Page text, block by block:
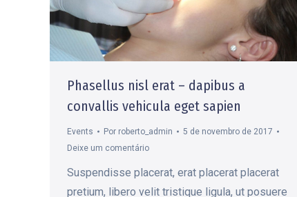
Phasellus nisl erat – dapibus a
convallis vehicula eget sapien
Events Por roberto_admin
5 de novembro de 2017
Deixe um comentário
Suspendisse placerat, erat placerat placerat
pretium, libero velit tristique ligula, ut posuere